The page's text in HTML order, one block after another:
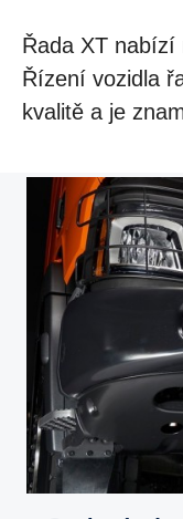
Řada XT nabízí
Řízení vozidla
kvalitě a je